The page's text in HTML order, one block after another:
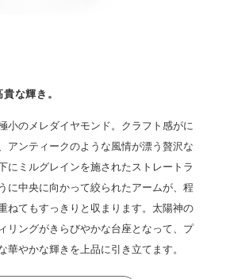
な輝き。
小のメレダイヤモンド。クラフト感がに
アンティークのような風情が漂う贅沢な
にミルグレインを施されたストレートラ
に中央に向かって絞られたアームが、程
ねてもすっきりと収まります。太陽神の
リングがきらびやかな台座となって、プ
華やかな輝きを上品に引き立てます。